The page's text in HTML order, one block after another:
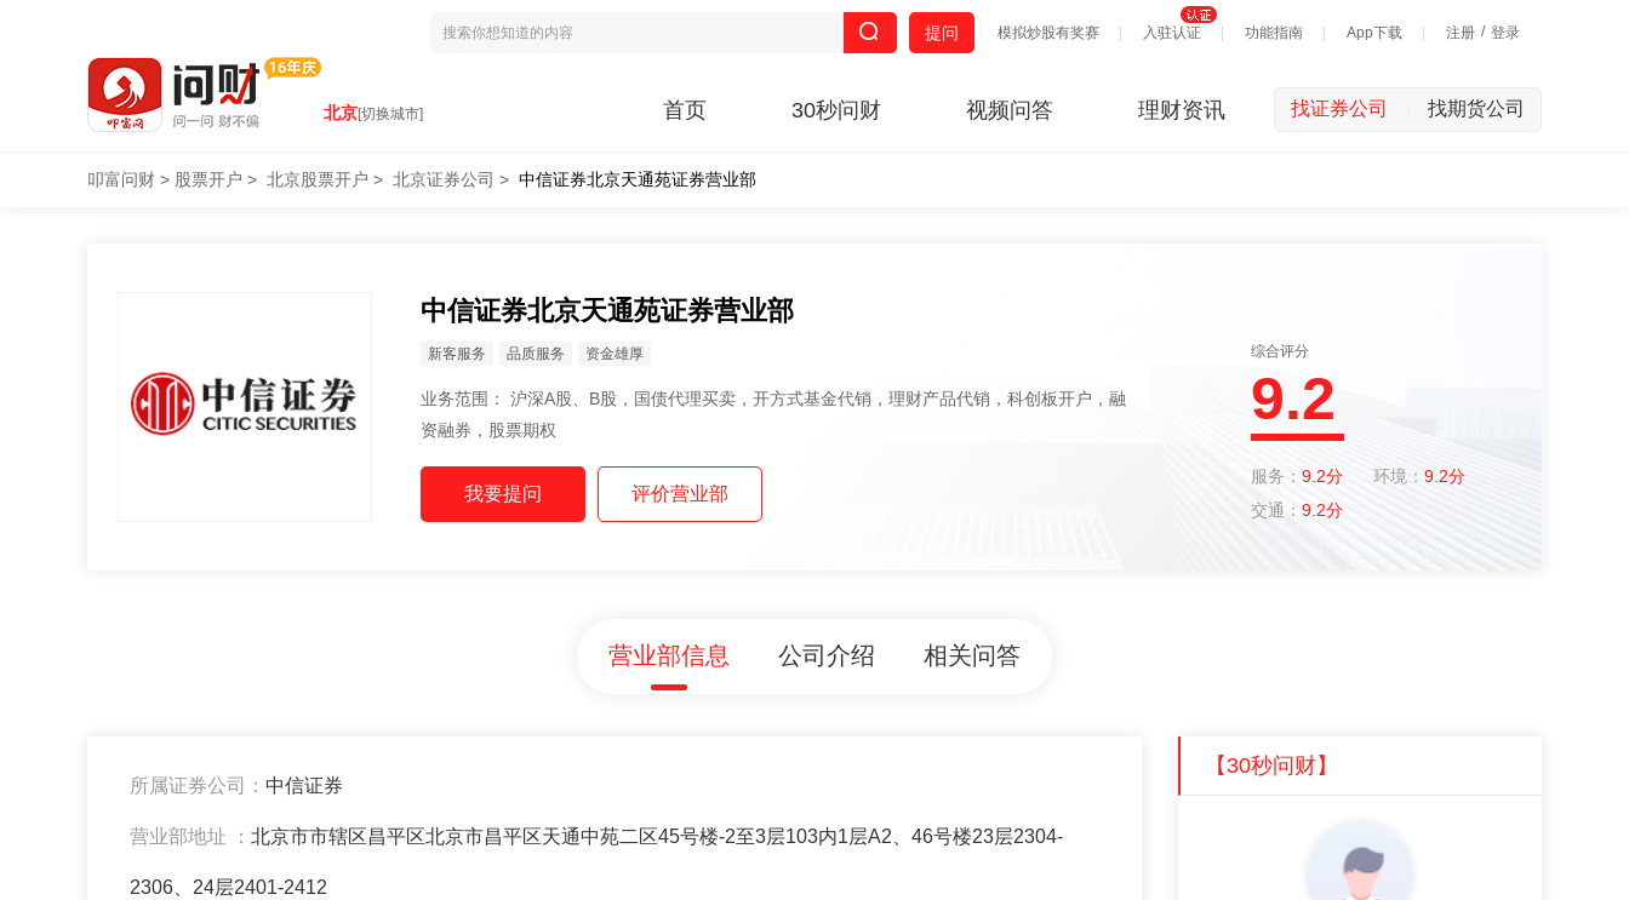
模拟炒股有奖赛 入驻认证 功能指南 App下载 注册 / 登录
提问
北京[切换城市] 首页 30秒问财 视频问答 理财资讯 找证券公司 找期货公司
叩富问财 > 股票开户 > 北京股票开户 > 北京证券公司 > 中信证券北京天通苑证券营业部
中信证券北京天通苑证券营业部
新客服务 品质服务 资金雄厚
业务范围： 沪深A股、B股，国债代理买卖，开方式基金代销，理财产品代销，科创板开户，融
资融券，股票期权
综合评分
9.2
服务： 9.2分 环境： 9.2分
交通： 9.2分
营业部信息 公司介绍 相关问答
所属证券公司： 中信证券
营业部地址 ： 北京市市辖区昌平区北京市昌平区天通中苑二区45号楼-2至3层103内1层A2、46号楼23层2304-
2306、24层2401-2412
【30秒问财】